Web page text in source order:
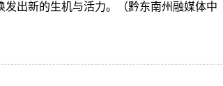
出新的生机与活力。（黔东南州融媒体中